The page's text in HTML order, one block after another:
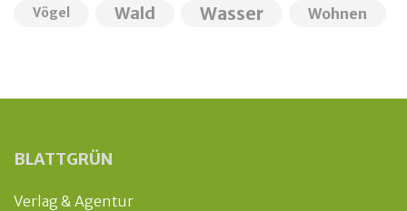
Vögel Wald Wasser Wohnen
BLATTGRÜN
Verlag & Agentur